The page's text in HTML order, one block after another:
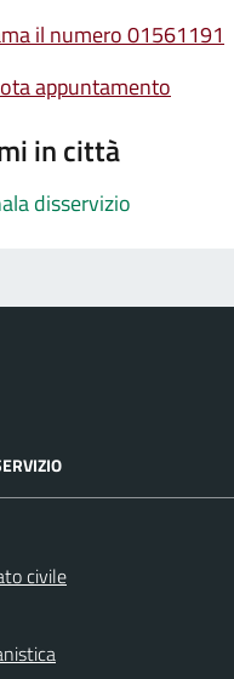
il numero 01561191
appuntamento
in città
disservizio
civile